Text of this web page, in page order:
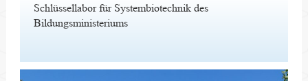
Schlüssellabor für Systembiotechnik des
Bildungsministeriums